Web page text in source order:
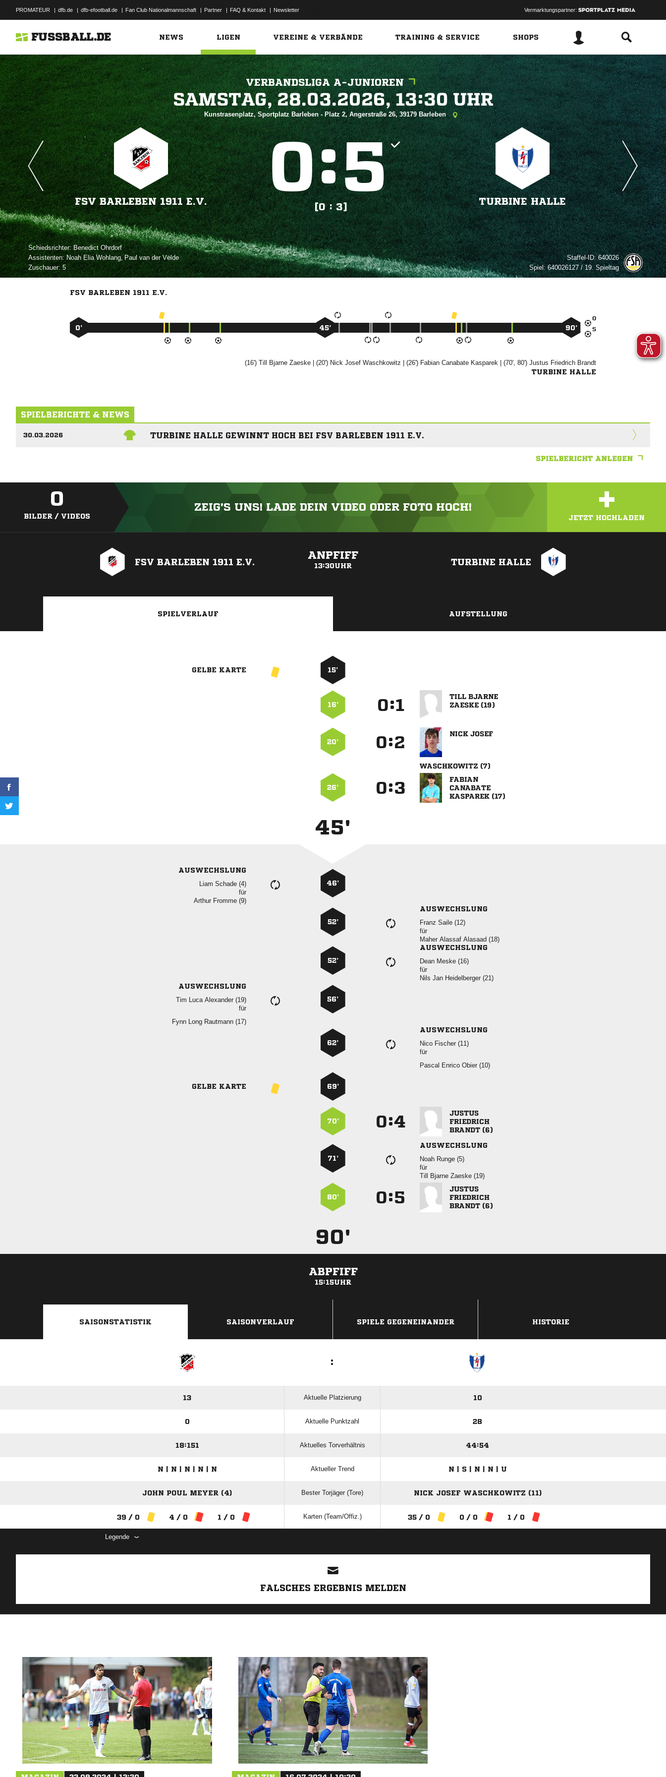
PROMATEUR | dfb.de | dfb-efootball.de | Fan Club Nationalmannschaft | Partner | FAQ & Kontakt | Newsletter Vermarktungspartner:
FUSSBALL.DE NEWS LIGEN VEREINE & VERBÄNDE TRAINING & SERVICE SHOPS
VERBANDSLIGA A-JUNIOREN
   
Kunstrasenplatz, Sportplatz Barleben - Platz 2, Angerstraße 26, 39179 Barleben
FSV BARLEBEN 1911 E.V.
:
[0 : 3]
TURBINE HALLE
Schiedsrichter: 
Assistenten:  ,    
Zuschauer:5
Staffel-ID:640026
Spiel:640026127 / 19. Spieltag
FSV BARLEBEN 1911 E.V.


0’ 45’ 90’
(16')   | (20')    | (26')    | (70', 80')  
TURBINE HALLE
SPIELBERICHTE & NEWS
30.03.2026 TURBINE HALLE GEWINNT HOCH BEI FSV BARLEBEN 1911 E.V.
SPIELBERICHT ANLEGEN
0
BILDER / VIDEOS
ZEIG'S UNS! LADE DEIN VIDEO ODER FOTO HOCH! +
JETZT HOCHLADEN
FSV BARLEBEN 1911 E.V.
ANPFIFF
13:30UHR TURBINE HALLE
SPIELVERLAUF AUFSTELLUNG
GELBE KARTE 15’
16’ :
 
 
20’ :  
 
26’ :


 
45'
AUSWECHSLUNG
  
für
  
46’
52’
AUSWECHSLUNG
  
für
   
52’
AUSWECHSLUNG
  
für
   
AUSWECHSLUNG
   
für
   
56’
62’
AUSWECHSLUNG
  
für
   
GELBE KARTE 69’
70’ :


 
71’
AUSWECHSLUNG
  
für
   
80’ :


 
90'
ABPFIFF
15:15UHR
SAISONSTATISTIK SAISONVERLAUF SPIELE GEGENEINANDER HISTORIE
:
13 Aktuelle Platzierung 10
0 Aktuelle Punktzahl 28
18:151 Aktuelles Torverhältnis 44:54
N | N | N | N | N Aktueller Trend N | S | N | N | U
JOHN POUL MEYER (4) Bester Torjäger (Tore) NICK JOSEF WASCHKOWITZ (11)
39 / 0 4 / 0 1 / 0 Karten (Team/Offiz.) 35 / 0 0 / 0 1 / 0
Legende
FALSCHES ERGEBNIS MELDEN